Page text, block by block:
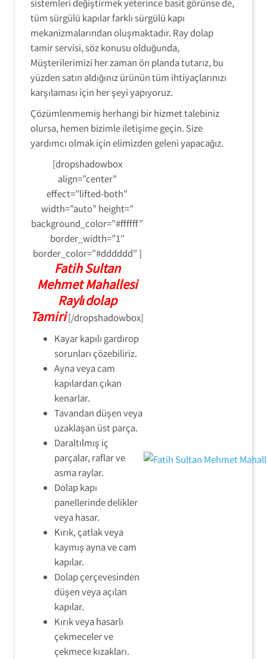
sistemleri değiştirmek yeterince basit görünse de,
tüm sürgülü kapılar farklı sürgülü kapı
mekanizmalarından oluşmaktadır. Ray dolap
tamir servisi, söz konusu olduğunda,
Müşterilerimizi her zaman ön planda tutarız, bu
yüzden satın aldığınız ürünün tüm ihtiyaçlarınızı
karşılaması için her şeyi yapıyoruz.
Çözümlenmemiş herhangi bir hizmet talebiniz
olursa, hemen bizimle iletişime geçin. Size
yardımcı olmak için elimizden geleni yapacağız.
[dropshadowbox
align=”center”
effect=”lifted-both”
width=”auto” height=”
background_color=”#ffffff”
border_width=”1″
border_color=”#dddddd” ]
Fatih Sultan
Mehmet Mahallesi
Raylıdolap
Tamiri[/dropshadowbox]
Kayar kapılı gardırop
sorunları çözebiliriz.
Ayna veya cam
kapılardan çıkan
kenarlar.
Tavandan düşen veya
uzaklaşan üst parça.
Daraltılmış iç
parçalar, raflar ve
asma raylar.
Dolap kapı
panellerinde delikler
veya hasar.
Kırık, çatlak veya
kaymış ayna ve cam
kapılar.
Dolap çerçevesinden
düşen veya açılan
kapılar.
Kırık veya hasarlı
çekmeceler ve
çekmece kızakları.